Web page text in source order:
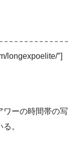
longexpoelite/″]
ワーの時間帯の写
。